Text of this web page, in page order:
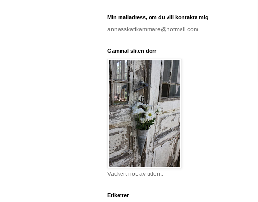
Min mailadress, om du vill kontakta mig
annasskattkammare@hotmail.com
Gammal sliten dörr
Vackert nött av tiden..
Etiketter